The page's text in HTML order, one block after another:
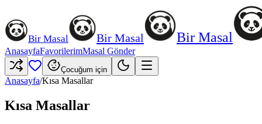
Bir Masal Bir Masal Bir Masal
AnasayfaFavorilerimMasal Gönder
Çocuğum için
Anasayfa/Kısa Masallar
Kısa Masallar